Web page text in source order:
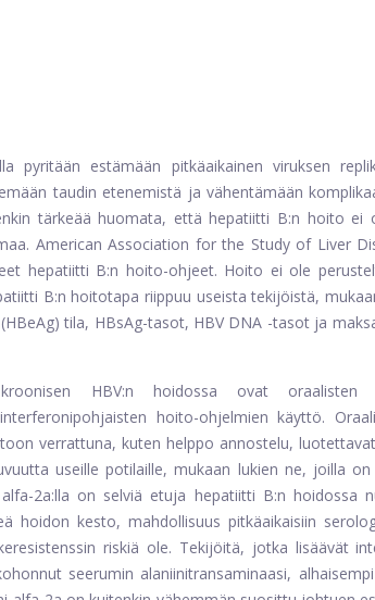
pyritään estämään pitkäaikainen viruksen
taudin etenemistä ja vähentämään
tärkeää huomata, että hepatiitti B:n hoito ei
American Association for the Study of Liver
hepatiitti B:n hoito-ohjeet. Hoito ei ole
B:n hoitotapa riippuu useista tekijöistä,
tila, HBsAg-tasot, HBV DNA -tasot ja
HBV:n hoidossa ovat oraalisten
hoito-ohjelmien käyttö.
verrattuna, kuten helppo annostelu,
useille potilaille, mukaan lukien ne, joilla
2a:lla on selviä etuja hepatiitti B:n hoidossa
hoidon kesto, mahdollisuus pitkäaikaisiin
riskiä ole. Tekijöitä, jotka lisäävät
seerumin alaniinitransaminaasi,